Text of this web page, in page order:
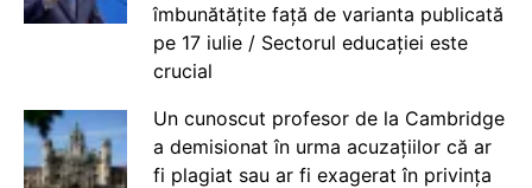
îmbunătățite față de varianta publicată
pe 17 iulie / Sectorul educației este
crucial
Un cunoscut profesor de la Cambridge
a demisionat în urma acuzațiilor că ar
fi plagiat sau ar fi exagerat în privința